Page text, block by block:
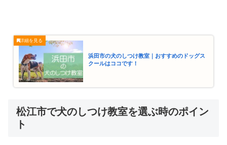
浜田市の犬のしつけ教室｜おすすめのドッグス
クールはココです！
松江市で犬のしつけ教室を選ぶ時のポイン
ト